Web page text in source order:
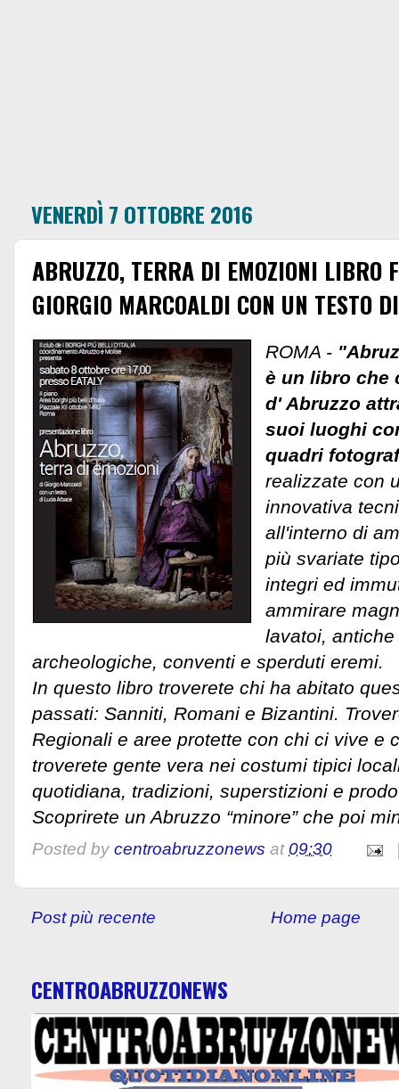
VENERDÌ 7 OTTOBRE 2016
ABRUZZO, TERRA DI EMOZIONI LIBRO
GIORGIO MARCOALDI CON UN TESTO
ROMA -
è un libro che
d' Abruzzo
suoi luoghi
quadri
realizzate con
innovativa
all'interno di
più svariate
integri ed
ammirare
lavatoi,
archeologiche, conventi e sperduti eremi.
In questo libro troverete chi ha abitato
passati: Sanniti, Romani e Bizantini.
Regionali e aree protette con chi ci vive e
troverete gente vera nei costumi tipici
quotidiana, tradizioni, superstizioni e
Scoprirete un Abruzzo “minore” che poi
Posted by centroabruzzonews at09:30
Post più recente Home page
CENTROABRUZZONEWS